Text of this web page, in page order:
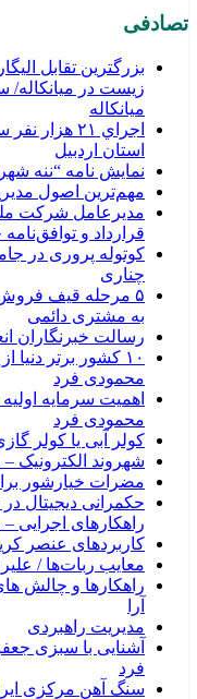
تصادفی
بزرگترین تقابل
زیست در میانکاله/
میانکاله
اجراي ۲۱
استان اردبيل
نمایش نامه “ننه
مهم‌ترین اصول
قرارداد و توافق‌نامه
کوتوله پروری در
چناری
۵ مرحله قیف فروش
به مشتری دائمی
رسالت خبرنگاران
محمودی فرد
اهمیت سرمایه
محمودی فرد
کولر آبی یا کولر
شهروند الکترونیک
مضرات خیارشور
حکمرانی دیجیتال
راهکارهای اجرایی
کاربردهای عنصر
معایب ربات‌ها /
آرا
مدیریت راهبردی
آشنایی با سبزی
فرد
سنگ آهن مرکزی